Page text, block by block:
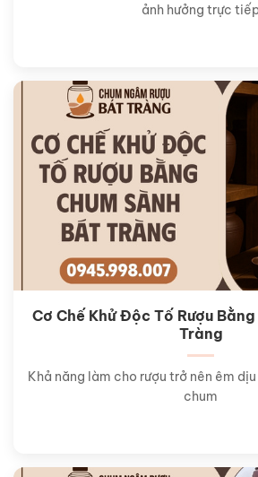
ảnh hưởng trực
Cơ Chế Khử Độc Tố Rượu
Tràng
Khả năng làm cho rượu trở nên êm
chum